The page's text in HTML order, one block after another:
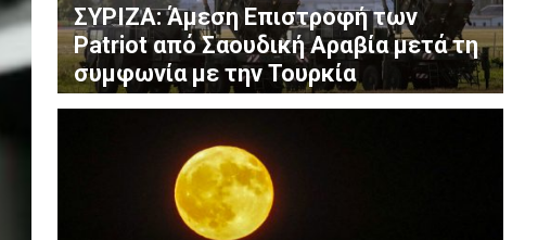
ΣΥΡΙΖΑ: Άμεση Επιστροφή των
Patriot από Σαουδική Αραβία μετά τη
συμφωνία με την Τουρκία